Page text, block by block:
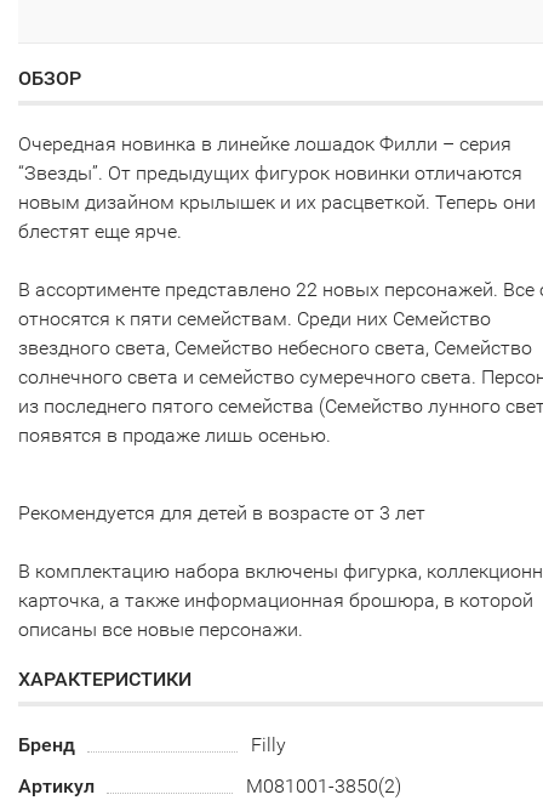
ОБЗОР
Очередная новинка в линейке лошадок Филли – серия
“Звезды”. От предыдущих фигурок новинки отличаются
новым дизайном крылышек и их расцветкой. Теперь они
блестят еще ярче.
В ассортименте представлено 22 новых персонажей. Все
относятся к пяти семействам. Среди них Семейство
звездного света, Семейство небесного света, Семейство
солнечного света и семейство сумеречного света.
из последнего пятого семейства (Семейство лунного
появятся в продаже лишь осенью.
Рекомендуется для детей в возрасте от 3 лет
В комплектацию набора включены фигурка,
карточка, а также информационная брошюра, в которой
описаны все новые персонажи.
ХАРАКТЕРИСТИКИ
Бренд
Filly
Артикул
M081001-3850(2)